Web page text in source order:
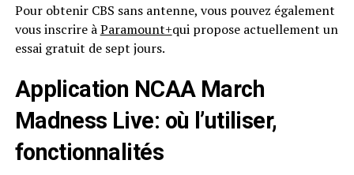
Pour obtenir CBS sans antenne, vous pouvez également
vous inscrire àParamount+qui propose actuellement un
essai gratuit de sept jours.
Application NCAA March
Madness Live: où l’utiliser,
fonctionnalités